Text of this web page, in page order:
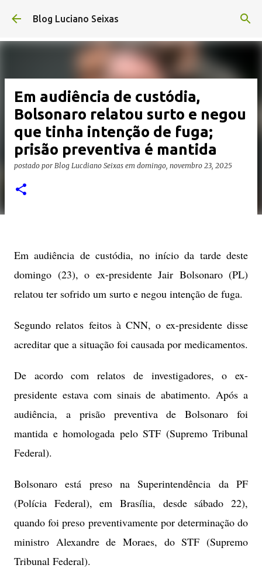
Pular para o conteúdo principal
Blog Luciano Seixas
Em audiência de custódia,
Bolsonaro relatou surto e negou
que tinha intenção de fuga;
prisão preventiva é mantida
postado por Blog Lucdiano Seixas em domingo, novembro 23, 2025
Em audiência de custódia, no início da tarde deste
domingo (23), o ex-presidente Jair Bolsonaro (PL)
relatou ter sofrido um surto e negou intenção de fuga.
Segundo relatos feitos à CNN, o ex-presidente disse
acreditar que a situação foi causada por medicamentos.
De acordo com relatos de investigadores, o ex-
presidente estava com sinais de abatimento. Após a
audiência, a prisão preventiva de Bolsonaro foi
mantida e homologada pelo STF (Supremo Tribunal
Federal).
Bolsonaro está preso na Superintendência da PF
(Polícia Federal), em Brasília, desde sábado 22),
quando foi preso preventivamente por determinação do
ministro Alexandre de Moraes, do STF (Supremo
Tribunal Federal).